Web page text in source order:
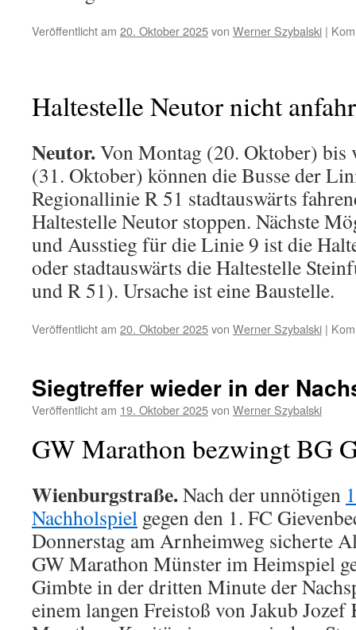
Veröffentlicht am 20. Oktober 2025von Werner Szybalski |
Haltestelle Neutor nicht
Neutor.Von Montag (20. Oktober) bis
(31. Oktober) können die Busse der
Regionallinie R 51 stadtauswärts
Haltestelle Neutor stoppen. Nächste
und Ausstieg für die Linie 9 ist die
oder stadtauswärts die Haltestelle
und R 51). Ursache ist eine Baustelle.
Veröffentlicht am 20. Oktober 2025von Werner Szybalski |
Siegtreffer wieder in der
Veröffentlicht am 19. Oktober 2025von Werner Szybalski
GW Marathon bezwingt BG
Wienburgstraße.Nach der unnötigen
Nachholspiel gegen den 1. FC
Donnerstag am Arnheimweg sicherte
GW Marathon Münster im Heimspiel
Gimbte in der dritten Minute der
einem langen Freistoß von Jakub Jozef